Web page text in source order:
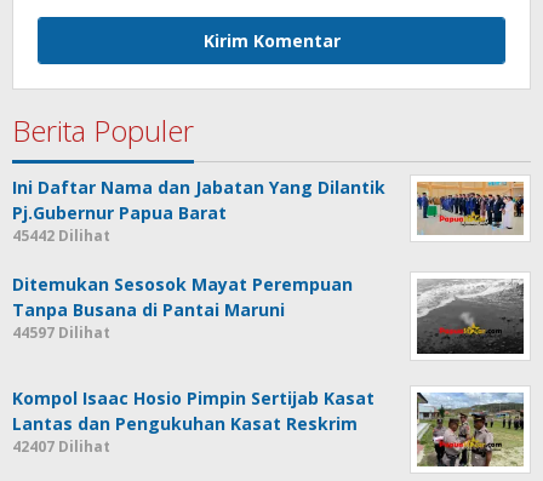
Berita Populer
Ini Daftar Nama dan Jabatan Yang Dilantik
Pj.Gubernur Papua Barat
45442 Dilihat
Ditemukan Sesosok Mayat Perempuan
Tanpa Busana di Pantai Maruni
44597 Dilihat
Kompol Isaac Hosio Pimpin Sertijab Kasat
Lantas dan Pengukuhan Kasat Reskrim
42407 Dilihat